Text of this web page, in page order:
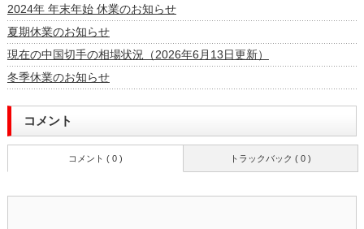
2024年 年末年始 休業のお知らせ
夏期休業のお知らせ
現在の中国切手の相場状況（2026年6月13日更新）
冬季休業のお知らせ
コメント
トラックバック ( 0 )
コメント ( 0 )